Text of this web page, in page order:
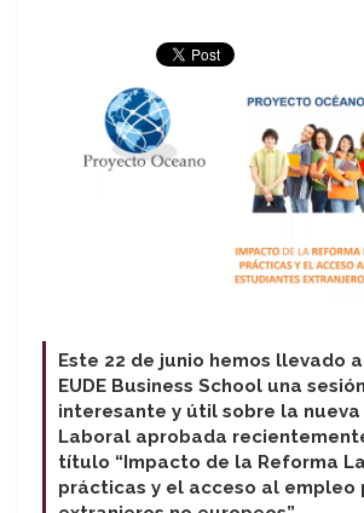
Este 22 de junio hemos llevado
EUDE Business School una
interesante y útil sobre la nueva
Laboral aprobada
título “Impacto de la Reforma
prácticas y el acceso al empleo